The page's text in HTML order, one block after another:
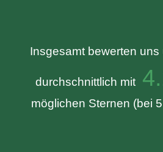
Insgesamt bewerten
durchschnittlich mit
möglichen Sternen (bei